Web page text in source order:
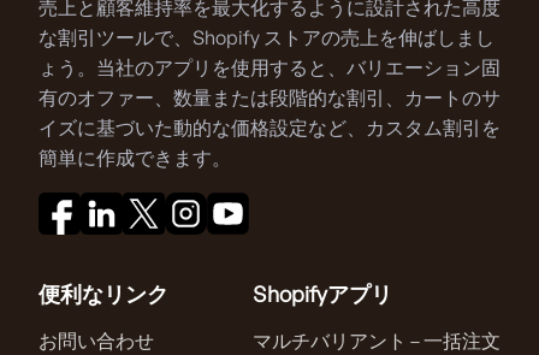
売上と顧客維持率を最大化するように設計された高度
な割引ツールで、Shopify ストアの売上を伸ばしまし
ょう。当社のアプリを使用すると、バリエーション固
有のオファー、数量または段階的な割引、カートのサ
イズに基づいた動的な価格設定など、カスタム割引を
簡単に作成できます。
便利なリンク
お問い合わせ
Shopifyアプリ
マルチバリアント – 一括注文